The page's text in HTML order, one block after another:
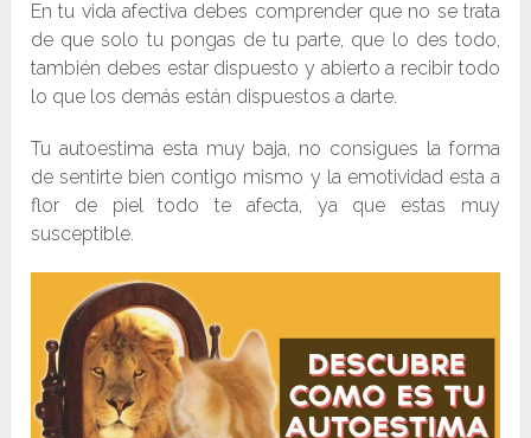
En tu vida afectiva debes comprender que no se trata
de que solo tu pongas de tu parte, que lo des todo,
también debes estar dispuesto y abierto a recibir todo
lo que los demás están dispuestos a darte.
Tu autoestima esta muy baja, no consigues la forma
de sentirte bien contigo mismo y la emotividad esta a
flor de piel todo te afecta, ya que estas muy
susceptible.